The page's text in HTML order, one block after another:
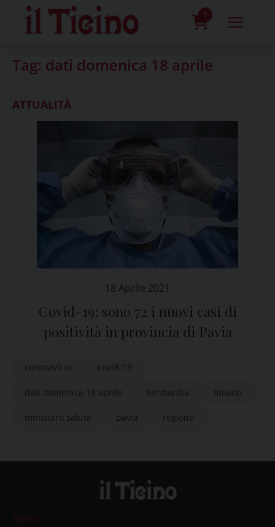
content
0
Tag: dati domenica 18 aprile
ATTUALITÀ
18 Aprile 2021
Covid-19: sono 72 i nuovi casi di
positività in provincia di Pavia
coronavirus covid-19
dati domenica 18 aprile lombardia milano
ministero salute pavia regione
News